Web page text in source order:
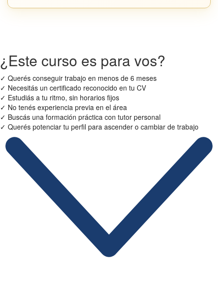
¿Este curso es para vos?
✓ Querés conseguir trabajo en menos de 6 meses
✓ Necesitás un certificado reconocido en tu CV
✓ Estudiás a tu ritmo, sin horarios fijos
✓ No tenés experiencia previa en el área
✓ Buscás una formación práctica con tutor personal
✓ Querés potenciar tu perfil para ascender o cambiar de trabajo